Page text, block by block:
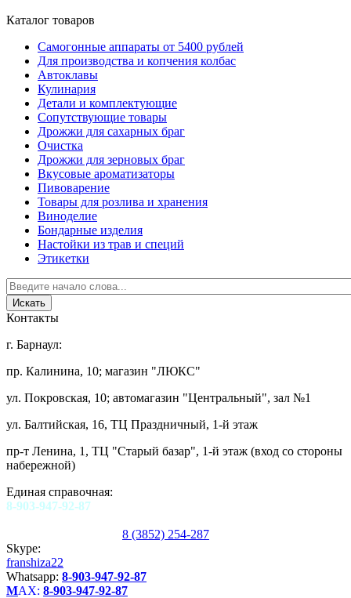
Каталог товаров
Самогонные аппараты от 5400 рублей
Для производства и копчения колбас
Автоклавы
Кулинария
Детали и комплектующие
Сопутствующие товары
Дрожжи для сахарных браг
Очистка
Дрожжи для зерновых браг
Вкусовые ароматизаторы
Пивоварение
Товары для розлива и хранения
Виноделие
Бондарные изделия
Настойки из трав и специй
Этикетки
Контакты
г. Барнаул:
пр. Калинина, 10; магазин "ЛЮКС"
ул. Покровская, 10; автомагазин "Центральный", зал №1
ул. Балтийская, 16, ТЦ Праздничный, 1-й этаж
пр-т Ленина, 1, ТЦ "Старый базар", 1-й этаж (вход со стороны
набережной)
Единая справочная:
8-903-947-92-87
8 (3852) 254-287
Skype:
franshiza22
Whatsapp: 8-903-947-92-87
MAX: 8-903-947-92-87